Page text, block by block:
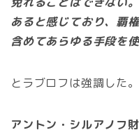
あると感じており、覇
含めてあらゆる手段を
とラブロフは強調した。
アントン・シルアノフ